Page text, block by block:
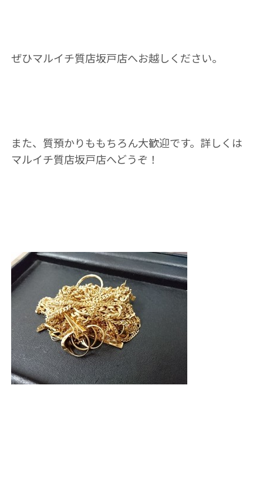
ぜひマルイチ質店坂戸店へお越しください。
また、質預かりももちろん大歓迎です。詳しくは
マルイチ質店坂戸店へどうぞ！